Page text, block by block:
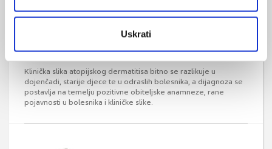
Uskrati
dermatitisa
Klinička slika atopijskog dermatitisa bitno se razlikuje u
dojenčadi, starije djece te u odraslih bolesnika, a dijagnoza se
postavlja na temelju pozitivne obiteljske anamneze, rane
pojavnosti u bolesnika i kliničke slike.